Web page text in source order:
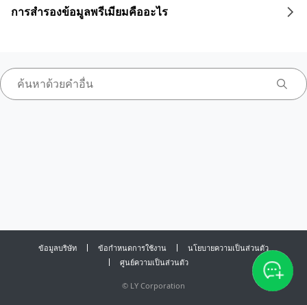
การสำรองข้อมูลพรีเมียมคืออะไร
ข้อมูลบริษัท ข้อกำหนดการใช้งาน
นโยบายความเป็นส่วนตัว
ศูนย์ความเป็นส่วนตัว
© LY Corporation